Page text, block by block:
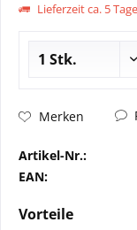
Lieferzeit ca. 5 Tage
Merken
Artikel-Nr.:
EAN:
Vorteile